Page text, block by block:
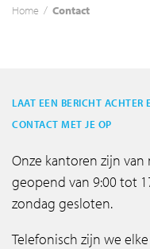
Home / Contact
LAAT EEN BERICHT
CONTACT MET JE OP
Onze kantoren zijn
geopend van 9:00 tot
zondag gesloten.
Telefonisch zijn we